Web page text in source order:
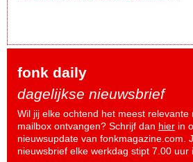
fonk daily
dagelijkse nieuwsbrief
Wil jij elke ochtend het meest relevante
mailbox ontvangen? Schrijf dan hier in
nieuwsupdate van fonkmagazine.com.
nieuwsbrief elke werkdag stipt 7.00 uur